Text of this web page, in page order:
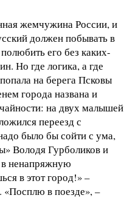
жемчужина России, и
должен побывать в
его без каких-
Но где логика, а где
на берега Псковы
города названа и
на двух малышей
переезд с
было бы сойти с ума,
Володя Гурболиков и
в ненапряжную
в этот город!» –
«Посплю в поезде», –